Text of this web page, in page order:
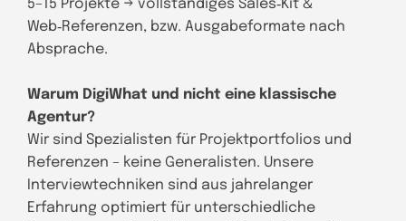
5–15 Projekte → vollständiges Sales‑Kit &
Web‑Referenzen, bzw. Ausgabeformate nach
Absprache.
Warum DigiWhat und nicht eine klassische
Agentur?
Wir sind Spezialisten für Projektportfolios und
Referenzen – keine Generalisten. Unsere
Interviewtechniken sind aus jahrelanger
Erfahrung optimiert für unterschiedliche